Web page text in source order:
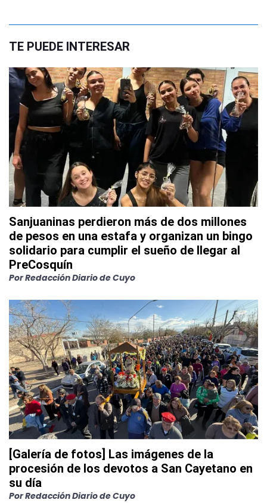
TE PUEDE INTERESAR
Sanjuaninas perdieron más de dos millones
de pesos en una estafa y organizan un bingo
solidario para cumplir el sueño de llegar al
PreCosquín
PorRedacción Diario de Cuyo
[Galería de fotos] Las imágenes de la
procesión de los devotos a San Cayetano en
su día
PorRedacción Diario de Cuyo